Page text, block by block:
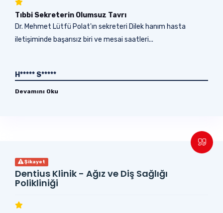
Tıbbi Sekreterin Olumsuz Tavrı
Dr. Mehmet Lütfü Polat'ın sekreteri Dilek hanım hasta
iletişiminde başarısız biri ve mesai saatleri...
H***** S*****
Devamını Oku
Şikayet
Dentius Klinik - Ağız ve Diş Sağlığı
Polikliniği